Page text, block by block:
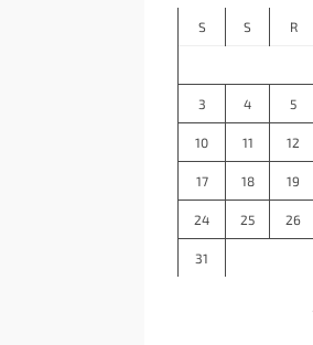
S S R
3 4 5
10 11 12
17 18 19
24 25 26
31